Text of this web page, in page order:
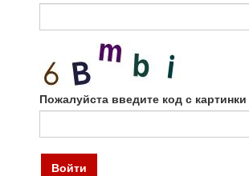
Пожалуйста введите код с картинки
Войти